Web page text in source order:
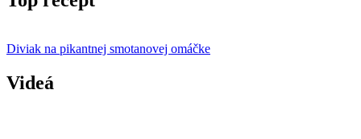
Diviak na pikantnej smotanovej omáčke
Videá